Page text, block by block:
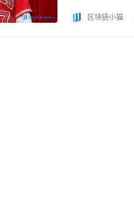
区块链小猫